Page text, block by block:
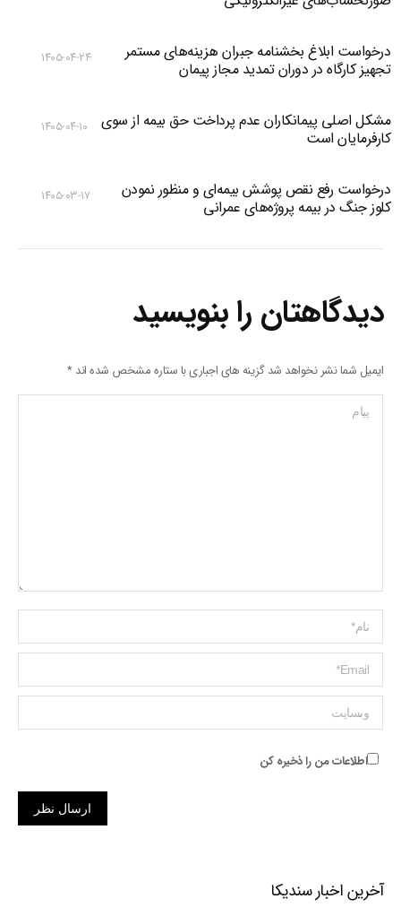
درخواست ابلاغ بخشنامه جبران هزینه‌های مستمر
تجهیز کارگاه در دوران تمدید مجاز پیمان
۱۴۰۵-۰۴-۲۴
مشکل اصلی پیمانکاران عدم پرداخت حق بیمه از سوی
کارفرمایان است
۱۴۰۵-۰۴-۱۰
درخواست رفع نقص پوشش بیمه‌ای و منظور نمودن
کلوز جنگ در بیمه پروژه‌های عمرانی
۱۴۰۵-۰۳-۱۷
دیدگاهتان را بنویسید
ایمیل شما نشر نخواهد شد گزینه های اجباری با ستاره مشخص شده اند*
پیام
Name *
ایمیل *
وبسایت
اطلاعات من را ذخیره کن
ارسال نظر
آخرین اخبار سندیکا